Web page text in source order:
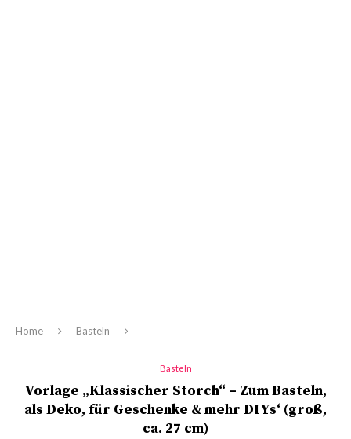
Home Basteln
Basteln
Vorlage „Klassischer Storch“ – Zum Basteln,
als Deko, für Geschenke & mehr DIYs‘ (groß,
ca. 27 cm)